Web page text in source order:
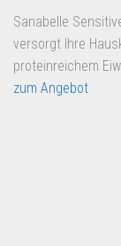
Sanabelle
versorgt Ihre
proteinreichem
zum Angebot